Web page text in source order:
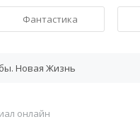
Фантастика
Новая Жизнь
онлайн